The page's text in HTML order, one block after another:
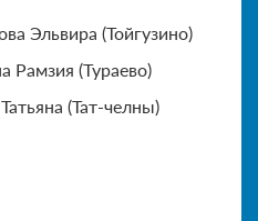
Эльвира (Тойгузино)
Рамзия (Тураево)
(Тат-челны)